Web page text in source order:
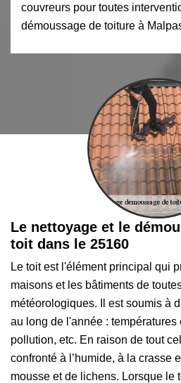
couvreurs pour toutes
démoussage de toiture à
Le nettoyage et le
toit dans le 25160
Le toit est l'élément principal qui
maisons et les bâtiments de
météorologiques. Il est soumis à
au long de l'année :
pollution, etc. En raison de tout
confronté à l’humide, à la crasse
mousse et de lichens. Lorsque le